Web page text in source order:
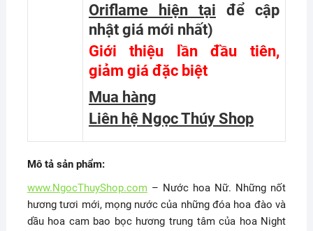
Oriflame hiện tại
để cập
nhật giá mới nhất)
Giới thiệu lần đầu tiên,
giảm giá đặc biệt
Mua hàng
Liên hệ Ngọc Thúy Shop
Mô tả sản phẩm:
www.NgocThuyShop.com– Nước hoa Nữ. Những nốt
hương tươi mới, mọng nước của những đóa hoa đào và
dầu hoa cam bao bọc hương trung tâm của hoa Night